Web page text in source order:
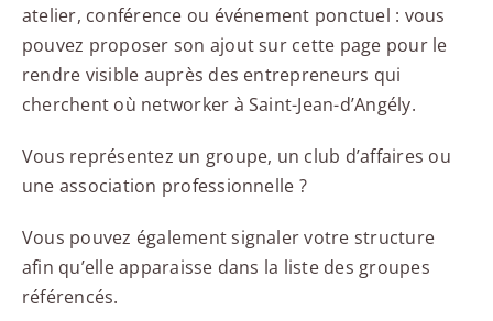
atelier, conférence ou événement ponctuel : vous
pouvez proposer son ajout sur cette page pour le
rendre visible auprès des entrepreneurs qui
cherchent où networker à Saint-Jean-d’Angély.
Vous représentez un groupe, un club d’affaires ou
une association professionnelle ?
Vous pouvez également signaler votre structure
afin qu’elle apparaisse dans la liste des groupes
référencés.